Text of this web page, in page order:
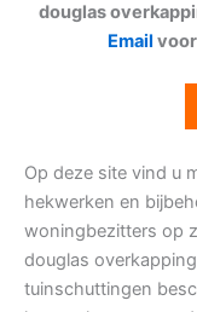
douglas
Email
Op deze site vind u
hekwerken en
woningbezitters op
douglas
tuinschuttingen